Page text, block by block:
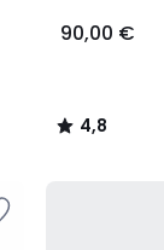
90,00 €
4,8
/